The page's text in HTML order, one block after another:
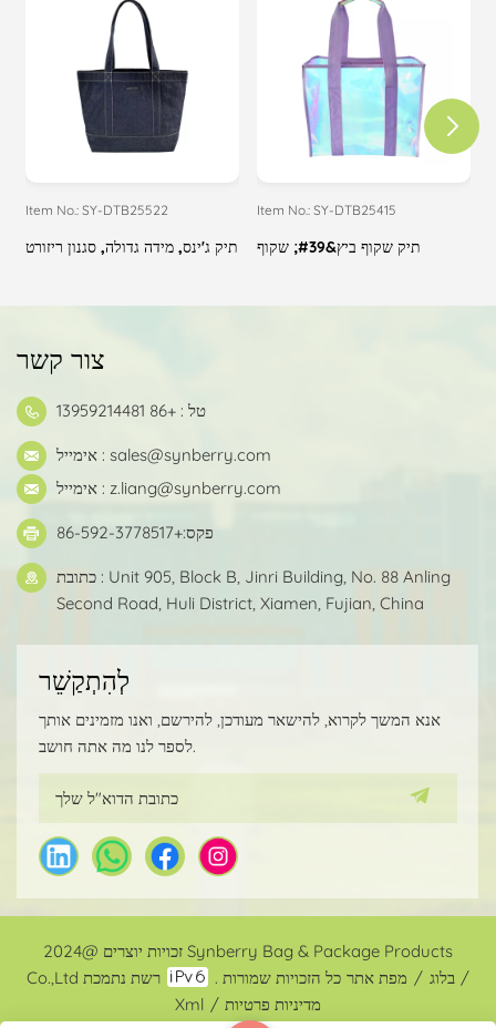
Item No.: SY-DTB25522
תיק ג'ינס, מידה גדולה, סגנון ריזורט
Item No.: SY-DTB25415
תיק שקוף ביץ&#39; שקוף
צור קשר
טל : +86 13959214481
אימייל : sales@synberry.com
אימייל : z.liang@synberry.com
פקס:+86-592-3778517
כתובת : Unit 905, Block B, Jinri Building, No. 88 Anling
Second Road, Huli District, Xiamen, Fujian, China
לְהִתְקַשֵׁר
אנא המשך לקרוא, להישאר מעודכן, להירשם, ואנו מזמינים אותך
לספר לנו מה אתה חושב.
זכויות יוצרים @2024 Synberry Bag & Package Products
Co.,Ltd כל הזכויות שמורות .רשת נתמכת מפת אתר / בלוג /
Xml / מדיניות פרטיות